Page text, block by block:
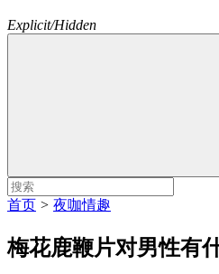
Explicit/Hidden
首页 > 夜咖情趣
梅花鹿鞭片对男性有